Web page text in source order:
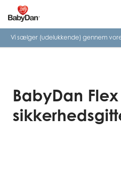
Vi sælger (udelukkende) gennem
BabyDan Flex